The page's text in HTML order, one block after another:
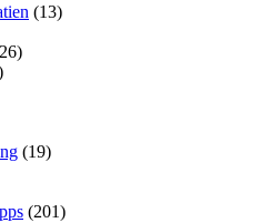
(13)
(19)
(201)